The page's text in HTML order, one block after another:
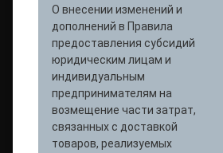
О внесении изменений и
дополнений в Правила
предоставления субсидий
юридическим лицам и
индивидуальным
предпринимателям на
возмещение части затрат,
связанных с доставкой
товаров, реализуемых